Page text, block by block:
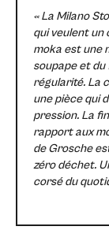
« La Milano
qui veulent un
moka est une
soupape et
régularité. La
une pièce qui
pression. La
rapport aux
de Grosche
zéro déchet.
corsé du